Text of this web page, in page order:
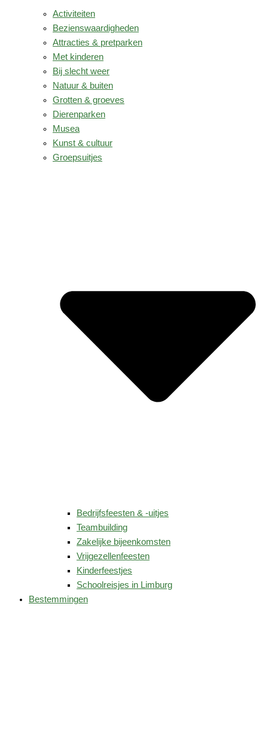
Activiteiten
Bezienswaardigheden
Attracties & pretparken
Met kinderen
Bij slecht weer
Natuur & buiten
Grotten & groeves
Dierenparken
Musea
Kunst & cultuur
Groepsuitjes
Bedrijfsfeesten & -uitjes
Teambuilding
Zakelijke bijeenkomsten
Vrijgezellenfeesten
Kinderfeestjes
Schoolreisjes in Limburg
Bestemmingen